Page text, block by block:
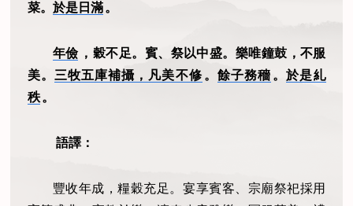
菜。 於是日滿 。
年儉 ，穀不足。賓、祭以中盛。樂唯鐘鼓，不服
美。 三牧五庫補攝，凡美不修 。 餘子務穡 。於是糺
秩 。
語譯：
豐收年成，糧穀充足。宴享賓客、宗廟祭祀採用